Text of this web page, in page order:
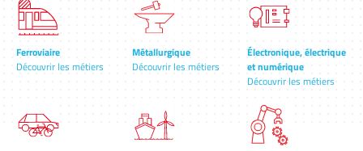
Ferroviaire
Découvrir les métiers
Métallurgique
Découvrir les métiers
Électronique, électrique
et numérique
Découvrir les métiers